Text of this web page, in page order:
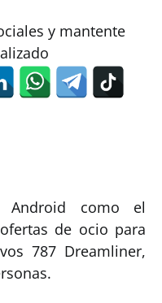
y mantente
Android como el
de ocio para
787 Dreamliner,